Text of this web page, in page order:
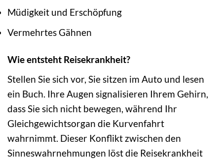
Müdigkeit und Erschöpfung
Vermehrtes Gähnen
Wie entsteht Reisekrankheit?
Stellen Sie sich vor, Sie sitzen im Auto und lesen
ein Buch. Ihre Augen signalisieren Ihrem Gehirn,
dass Sie sich nicht bewegen, während Ihr
Gleichgewichtsorgan die Kurvenfahrt
wahrnimmt. Dieser Konflikt zwischen den
Sinneswahrnehmungen löst die Reisekrankheit